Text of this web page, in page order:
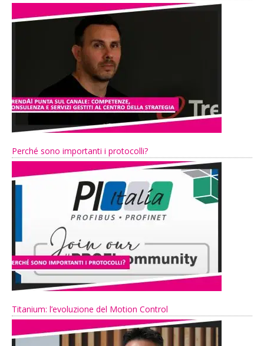
Perché sono importanti i protocolli?
Titanium: l’evoluzione del Motion Control